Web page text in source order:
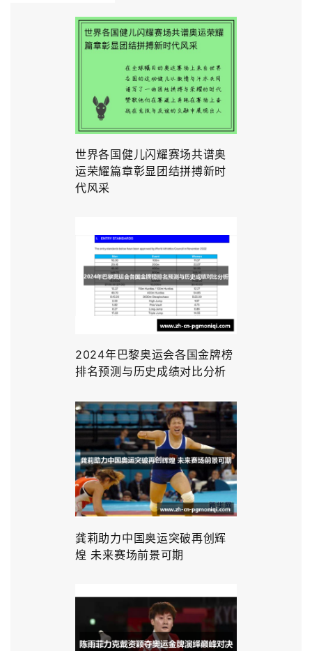
世界各国健儿闪耀赛场共谱奥
运荣耀篇章彰显团结拼搏新时
代风采
2024年巴黎奥运会各国金牌榜
排名预测与历史成绩对比分析
龚莉助力中国奥运突破再创辉
煌 未来赛场前景可期